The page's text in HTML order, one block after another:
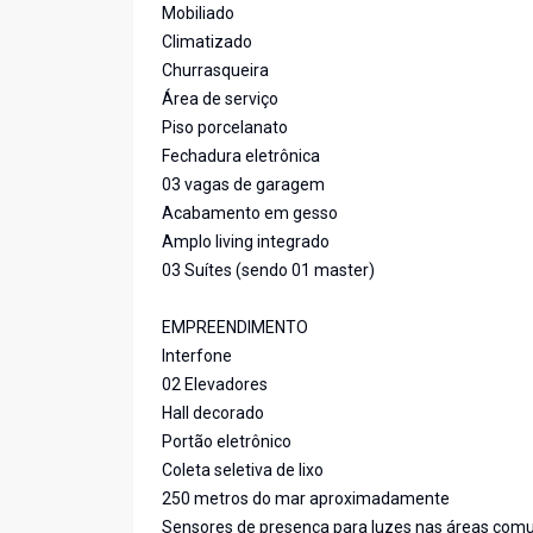
Mobiliado
Climatizado
Churrasqueira
Área de serviço
Piso porcelanato
Fechadura eletrônica
03 vagas de garagem
Acabamento em gesso
Amplo living integrado
03 Suítes (sendo 01 master)
EMPREENDIMENTO
Interfone
02 Elevadores
Hall decorado
Portão eletrônico
Coleta seletiva de lixo
250 metros do mar aproximadamente
Sensores de presença para luzes nas áreas